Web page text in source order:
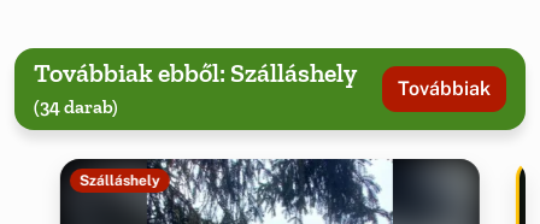
Továbbiak ebből: Szálláshely
(34 darab)
Továbbiak
Szálláshely